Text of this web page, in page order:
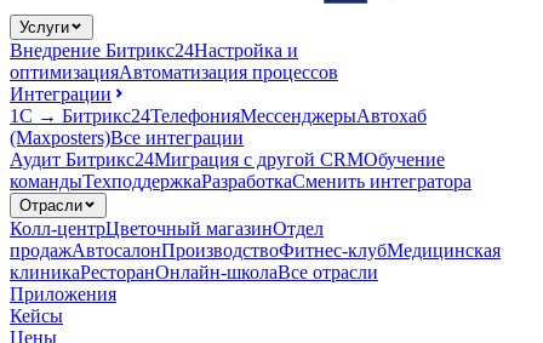
Услуги
Внедрение Битрикс24Настройка и
оптимизацияАвтоматизация процессов
Интеграции
1С → Битрикс24ТелефонияМессенджерыАвтохаб
(Maxposters)Все интеграции
Аудит Битрикс24Миграция с другой CRMОбучение
командыТехподдержкаРазработкаСменить интегратора
Отрасли
Колл-центрЦветочный магазинОтдел
продажАвтосалонПроизводствоФитнес-клубМедицинская
клиникаРесторанОнлайн-школаВсе отрасли
Приложения
Кейсы
Цены